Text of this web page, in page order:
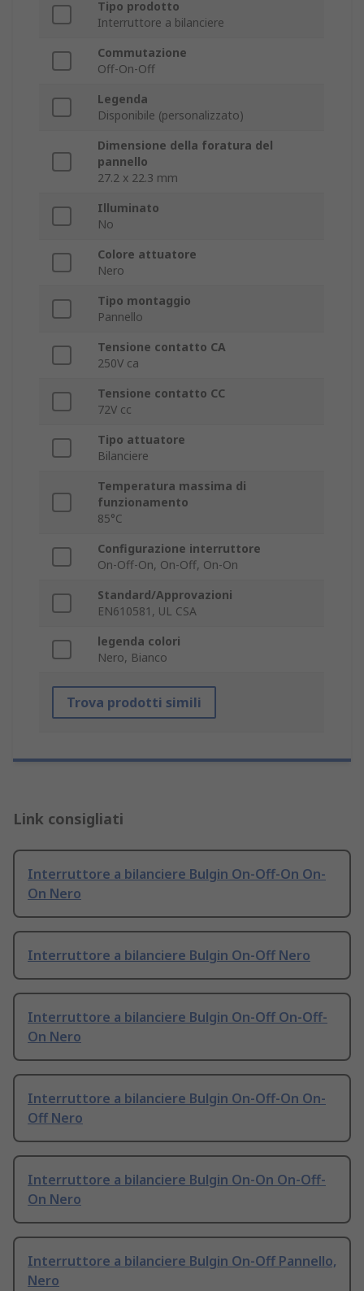
Tipo prodotto
Interruttore a bilanciere
Commutazione
Off-On-Off
Legenda
Disponibile (personalizzato)
Dimensione della foratura del
pannello
27.2 x 22.3 mm
Illuminato
No
Colore attuatore
Nero
Tipo montaggio
Pannello
Tensione contatto CA
250V ca
Tensione contatto CC
72V cc
Tipo attuatore
Bilanciere
Temperatura massima di
funzionamento
85°C
Configurazione interruttore
On-Off-On, On-Off, On-On
Standard/Approvazioni
EN610581, UL CSA
legenda colori
Nero, Bianco
Trova prodotti simili
Link consigliati
Interruttore a bilanciere Bulgin On-Off-On On-
On Nero
Interruttore a bilanciere Bulgin On-Off Nero
Interruttore a bilanciere Bulgin On-Off On-Off-
On Nero
Interruttore a bilanciere Bulgin On-Off-On On-
Off Nero
Interruttore a bilanciere Bulgin On-On On-Off-
On Nero
Interruttore a bilanciere Bulgin On-Off Pannello,
Nero